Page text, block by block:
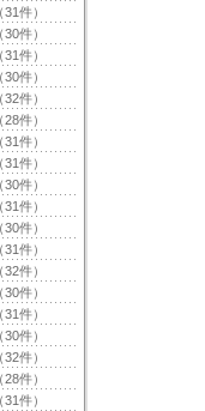
（31件）
（30件）
（31件）
（30件）
（32件）
（28件）
（31件）
（31件）
（30件）
（31件）
（30件）
（31件）
（32件）
（30件）
（31件）
（30件）
（32件）
（28件）
（31件）